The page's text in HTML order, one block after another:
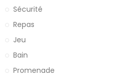
Sécurité
Repas
Jeu
Bain
Promenade